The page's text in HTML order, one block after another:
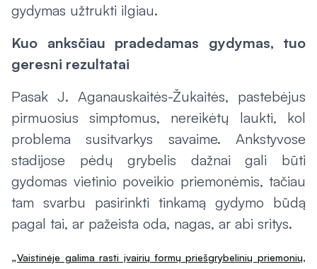
gydymas užtrukti ilgiau.
Kuo anksčiau pradedamas gydymas, tuo
geresni rezultatai
Pasak J. Aganauskaitės-Žukaitės, pastebėjus
pirmuosius simptomus, nereikėtų laukti, kol
problema susitvarkys savaime. Ankstyvose
stadijose pėdų grybelis dažnai gali būti
gydomas vietinio poveikio priemonėmis, tačiau
tam svarbu pasirinkti tinkamą gydymo būdą
pagal tai, ar pažeista oda, nagas, ar abi sritys.
„Vaistinėje galima rasti įvairių formų priešgrybelinių priemonių,